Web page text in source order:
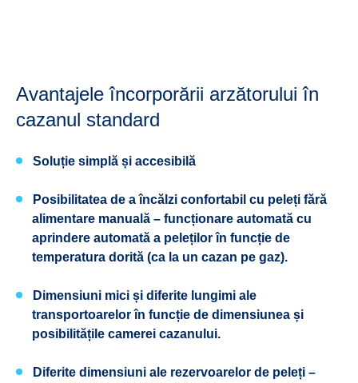
Avantajele încorporării arzătorului în
cazanul standard
Soluție simplă și accesibilă
Posibilitatea de a încălzi confortabil cu peleți fără
alimentare manuală – funcționare automată cu
aprindere automată a peleților în funcție de
temperatura dorită (ca la un cazan pe gaz).
Dimensiuni mici și diferite lungimi ale
transportoarelor în funcție de dimensiunea și
posibilitățile camerei cazanului.
Diferite dimensiuni ale rezervoarelor de peleți –